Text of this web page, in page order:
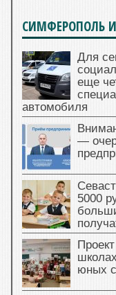
СИМФЕРОПОЛЬ
Для
еще
автомобиля
—
5000
юных